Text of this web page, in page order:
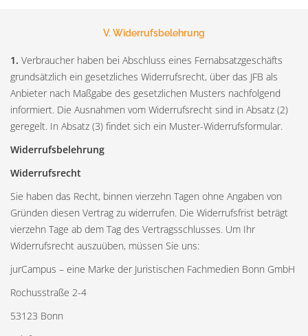
V. Widerrufsbelehrung
1. Verbraucher haben bei Abschluss eines Fernabsatzgeschäfts
grundsätzlich ein gesetzliches Widerrufsrecht, über das JFB als
Anbieter nach Maßgabe des gesetzlichen Musters nachfolgend
informiert. Die Ausnahmen vom Widerrufsrecht sind in Absatz (2)
geregelt. In Absatz (3) findet sich ein Muster-Widerrufsformular.
Widerrufsbelehrung
Widerrufsrecht
Sie haben das Recht, binnen vierzehn Tagen ohne Angaben von
Gründen diesen Vertrag zu widerrufen. Die Widerrufsfrist beträgt
vierzehn Tage ab dem Tag des Vertragsschlusses. Um Ihr
Widerrufsrecht auszuüben, müssen Sie uns:
jurCampus – eine Marke der Juristischen Fachmedien Bonn GmbH
Rochusstraße 2-4
53123 Bonn